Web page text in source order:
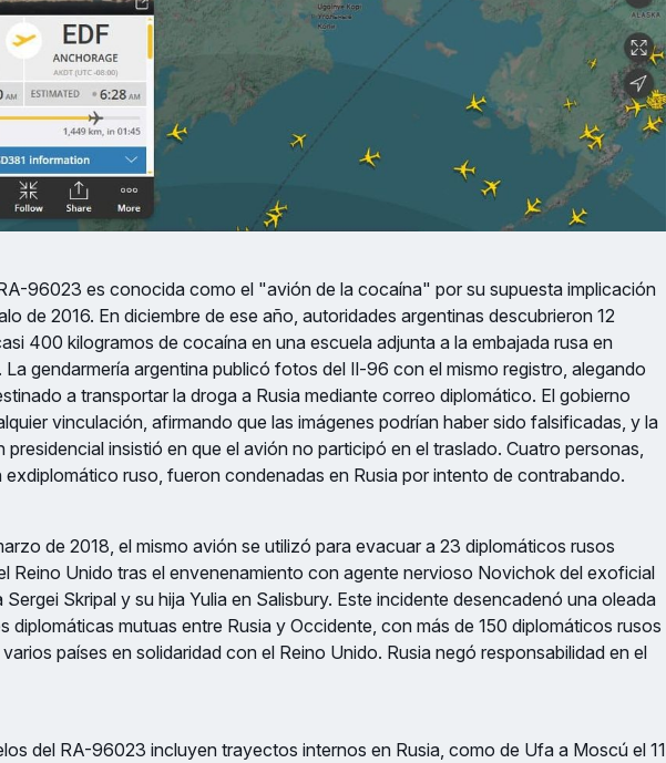
96023 es conocida como el "avión de la cocaína" por su supuesta implicación
de 2016. En diciembre de ese año, autoridades argentinas descubrieron 12
400 kilogramos de cocaína en una escuela adjunta a la embajada rusa en
La gendarmería argentina publicó fotos del Il-96 con el mismo registro, alegando
a transportar la droga a Rusia mediante correo diplomático. El gobierno
vinculación, afirmando que las imágenes podrían haber sido falsificadas, y la
presidencial insistió en que el avión no participó en el traslado. Cuatro personas,
exdiplomático ruso, fueron condenadas en Rusia por intento de contrabando.
de 2018, el mismo avión se utilizó para evacuar a 23 diplomáticos rusos
Reino Unido tras el envenenamiento con agente nervioso Novichok del exoficial
Sergei Skripal y su hija Yulia en Salisbury. Este incidente desencadenó una oleada
diplomáticas mutuas entre Rusia y Occidente, con más de 150 diplomáticos rusos
países en solidaridad con el Reino Unido. Rusia negó responsabilidad en el
del RA-96023 incluyen trayectos internos en Rusia, como de Ufa a Moscú el 11